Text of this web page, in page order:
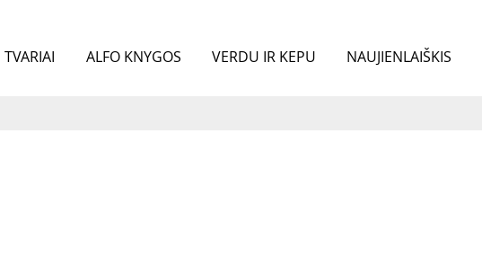
TVARIAI ALFO KNYGOS VERDU IR KEPU NAUJIENLAIŠKIS